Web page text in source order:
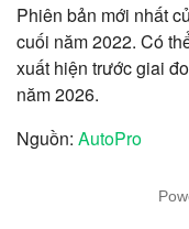
Phiên bản mới nhất
cuối năm 2022. Có
xuất hiện trước giai
năm 2026.
Nguồn: AutoPro